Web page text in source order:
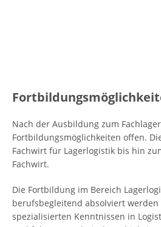
Nach der Ausbildung zum
Fortbildungsmöglichkeiten offen.
Fachwirt für Lagerlogistik bis hin
Fachwirt.
Die Fortbildung im Bereich
berufsbegleitend absolviert
spezialisierten Kenntnissen in